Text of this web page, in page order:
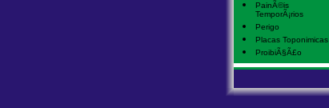
PainÃ©is
TemporÃ¡rios
Perigo
Placas Toponimicas
ProibiÃ§Ã£o